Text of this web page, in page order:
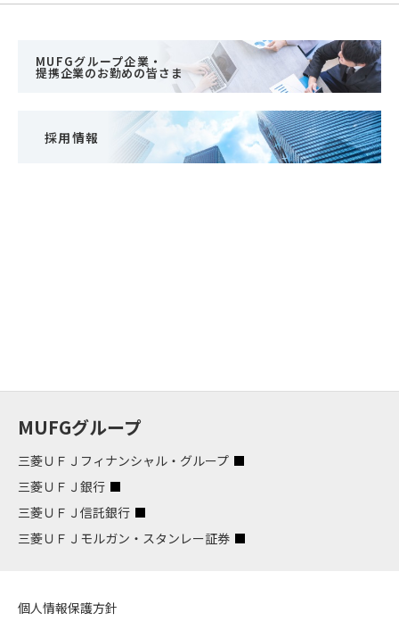
MUFGグループ企業・
提携企業のお勤めの皆さま
採用情報
MUFGグループ
三菱ＵＦＪフィナンシャル・グループ
三菱ＵＦＪ銀行
三菱ＵＦＪ信託銀行
三菱ＵＦＪモルガン・スタンレー証券
個人情報保護方針